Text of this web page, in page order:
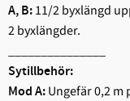
A, B:11/2 byxlängd
2 byxlängder.
Sytillbehör:
Mod A:Ungefär 0,2